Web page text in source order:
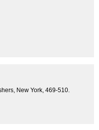
New York, 469-510.